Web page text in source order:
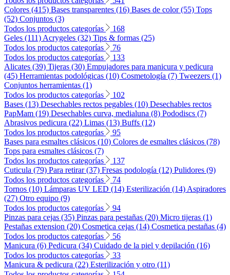
Colores (415) Bases transparentes (16) Bases de color (55) Tops
(52) Conjuntos (3)
Todos los productos categorías
168
Geles (111) Acrygeles (32) Tips & formas (25)
Todos los productos categorías
76
Todos los productos categorías
133
Alicates (39) Tijeras (30) Empujadores para manicura y pedicura
(45) Herramientas podológicas (10) Cosmetología (7) Tweezers (1)
Conjuntos herramientas (1)
Todos los productos categorías
102
Bases (13) Desechables rectos pegables (10) Desechables rectos
PapMam (19) Desechables curva, medialuna (8) Pododiscs (7)
Abrasivos pedicura (22) Limas (13) Buffs (12)
Todos los productos categorías
95
Bases para esmaltes clásicos (10) Colores de esmaltes clásicos (78)
Tops para esmaltes clásicos (7)
Todos los productos categorías
137
Cuticula (79) Para retirar (37) Fresas podología (12) Pulidores (9)
Todos los productos categorías
74
Tornos (10) Lámparas UV LED (14) Esterilización (14) Aspiradores
(27) Otro equipo (9)
Todos los productos categorías
94
Pinzas para cejas (35) Pinzas para pestañas (20) Micro tijeras (1)
Pestañas extension (20) Cosmetica cejas (14) Cosmetica pestañas (4)
Todos los productos categorías
56
Manicura (6) Pedicura (34) Cuidado de la piel y depilación (16)
Todos los productos categorías
33
Manicura & pedicura (22) Esterilización y otro (11)